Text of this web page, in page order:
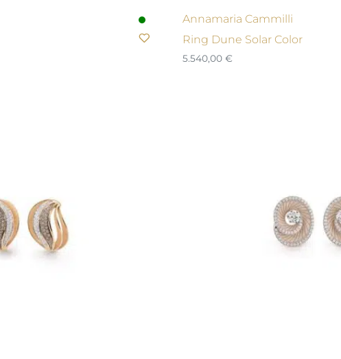
Annamaria Cammilli
Ring Dune Solar Color
5.540,00 €